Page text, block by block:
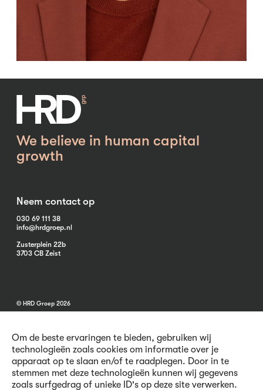
Om de beste ervaringen te bieden, gebruiken wij
technologieën zoals cookies om informatie over je
apparaat op te slaan en/of te raadplegen. Door in te
stemmen met deze technologieën kunnen wij gegevens
zoals surfgedrag of unieke ID's op deze site verwerken.
We believe in human capital
growth
Neem contact op
030 69 111 38
info@hrdgroep.nl
Zusterplein 22b
3703 CB Zeist
© HRD Groep 2026
Algemene informatie